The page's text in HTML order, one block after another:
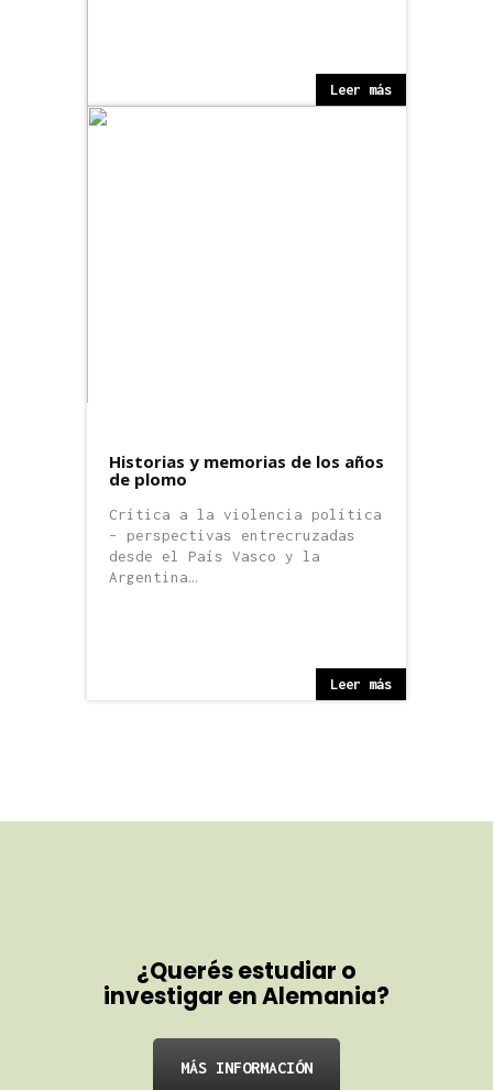
Leer más
Historias y memorias de los años
de plomo
Crítica a la violencia política
– perspectivas entrecruzadas
desde el País Vasco y la
Argentina…
Leer más
¿Querés estudiar o
investigar en Alemania?
MÁS INFORMACIÓN